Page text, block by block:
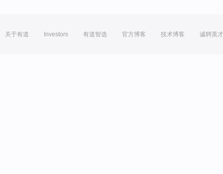
关于有道 Investors 有道智选 官方博客 技术博客 诚聘英才